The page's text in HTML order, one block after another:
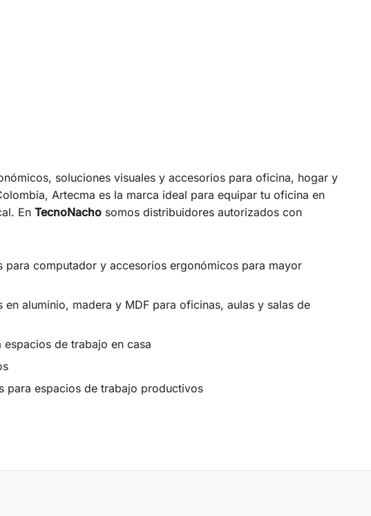
soluciones visuales y accesorios para oficina, hogar y
Artecma es la marca ideal para equipar tu oficina en
En TecnoNachosomos distribuidores autorizados con
computador y accesorios ergonómicos para mayor
aluminio, madera y MDF para oficinas, aulas y salas de
de trabajo en casa
espacios de trabajo productivos